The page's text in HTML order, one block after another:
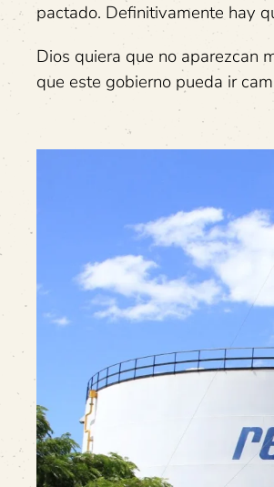
pactado. Definitivamente hay
Dios quiera que no aparezcan
que este gobierno pueda ir